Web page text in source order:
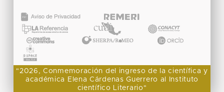
"2026, Conmemoración del ingreso de la científica y
académica Elena Cárdenas Guerrero al Instituto
científico Literario"